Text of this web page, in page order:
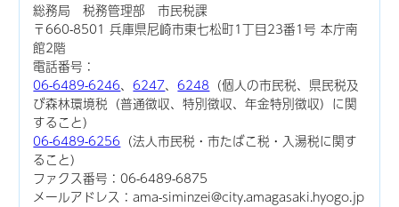
総務局 税務管理部 市民税課
〒660-8501 兵庫県尼崎市東七松町1丁目23番1号 本庁南
館2階
電話番号：
06-6489-6246、6247、6248 （個人の市民税、県民税及
び森林環境税（普通徴収、特別徴収、年金特別徴収）に関
すること）
06-6489-6256 （法人市民税・市たばこ税・入湯税に関す
ること）
ファクス番号：06-6489-6875
メールアドレス：ama-siminzei@city.amagasaki.hyogo.jp